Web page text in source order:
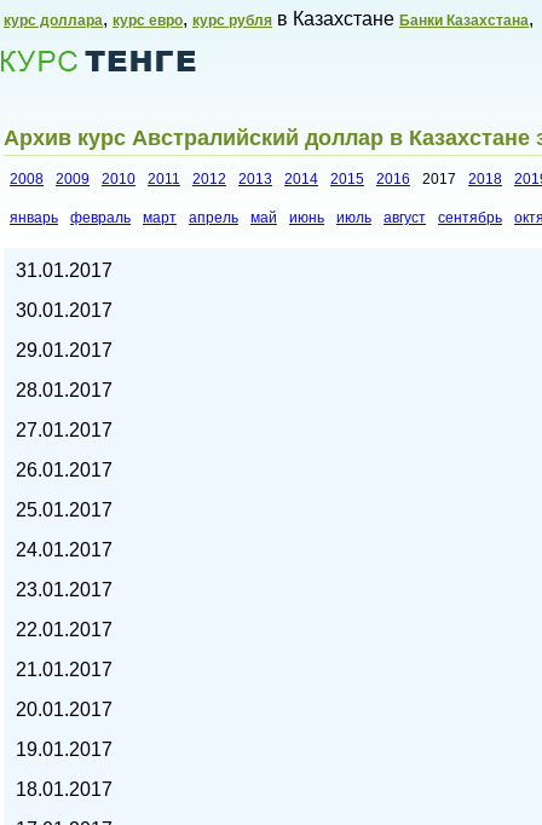
курс доллара, курс евро, курс рубля в Казахстане Банки Казахстана,
Курсы валют в Казахстане,
Архив курс Австралийский доллар в Казахстане
2008 2009 2010 2011 2012 2013 2014 2015 2016 2017 2018
январь февраль март апрель май июнь июль август сентябрь
31.01.2017
30.01.2017
29.01.2017
28.01.2017
27.01.2017
26.01.2017
25.01.2017
24.01.2017
23.01.2017
22.01.2017
21.01.2017
20.01.2017
19.01.2017
18.01.2017